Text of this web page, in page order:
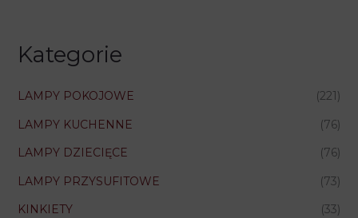
Kategorie
LAMPY POKOJOWE
(221)
LAMPY KUCHENNE
(76)
LAMPY DZIECIĘCE
(76)
LAMPY PRZYSUFITOWE
(73)
KINKIETY
(33)